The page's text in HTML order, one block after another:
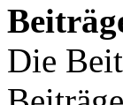
Die